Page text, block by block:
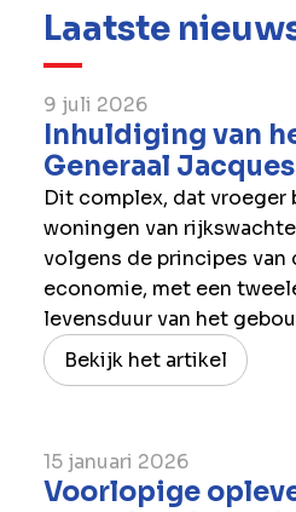
Laatste
9 juli 2026
Inhuldiging van
Generaal
Dit complex, dat vroeger
woningen van
volgens de principes van
economie, met een
levensduur van het
Bekijk het artikel
15 januari 2026
Voorlopige